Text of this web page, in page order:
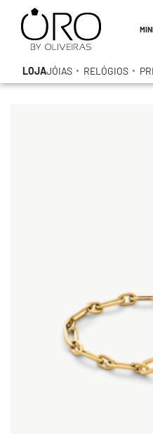
LOJAJÓIAS RELÓGIOS